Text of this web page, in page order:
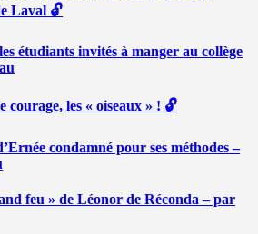
Laval 🔓
étudiants invités à manger au collège
courage, les « oiseaux » ! 🔓
condamné pour ses méthodes –
feu » de Léonor de Réconda – par